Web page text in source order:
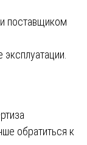
поставщиком
обратиться к